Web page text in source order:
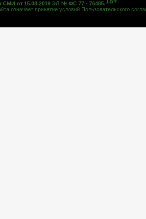
СМИ от 15.08.2019 ЭЛ № ФС 77 - 76485.
означает принятие условий Пользовательского